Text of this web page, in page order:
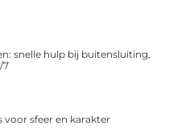
snelle hulp bij buitensluiting,
7
voor sfeer en karakter